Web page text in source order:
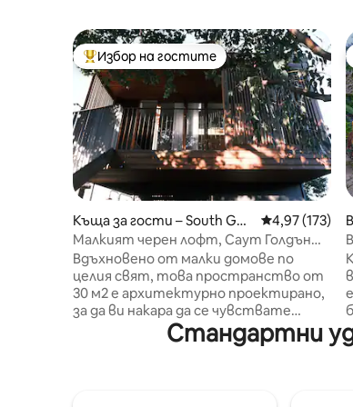
Най-популярен избор на гостите
Избор на гостите
Къща за гости – South Gol
den Beach
Средна
4,97 (173)
Малкият черен лофт, Саут Голдън
Бийч.
Вдъхновено от малки домове по
целия свят, това пространство от
30 м2 е архитектурно проектирано,
за да ви накара да се чувствате
уютно и удобно по всяко време на
Стандартни